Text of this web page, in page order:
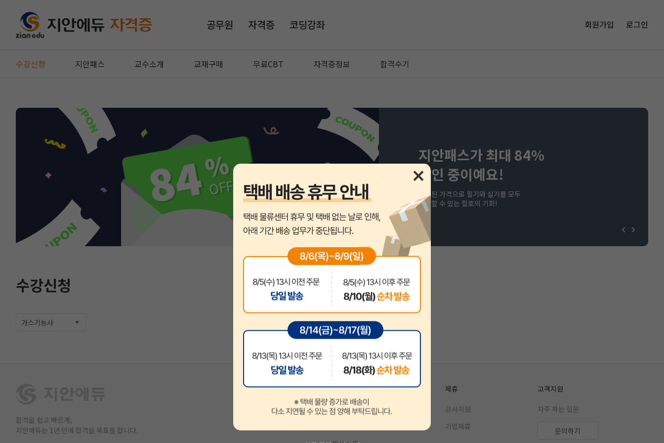
공무원 자격증 코딩강좌 회원가입 로그인
수강신청 지안패스 교수소개 교재구매 무료CBT 자격증정보 합격수기
지안패스가 최대 84%
할인 중이예요!
할인된 가격으로 필기와 실기를 모두
준비할 수 있는 절호의 기회!
수강신청
가스기능사
합격을 쉽고 빠르게,
지안에듀는 1년 안에 합격을 목표를 합니다.
지안에듀
지안에듀 공무원
제휴
강사지원
기업제휴
고객지원
자주 하는 질문
문의하기